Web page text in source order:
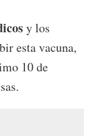
y los
esta vacuna,
10 de